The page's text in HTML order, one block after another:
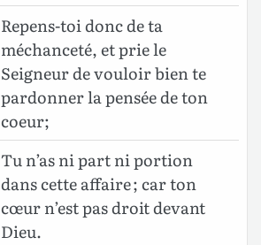
Repens-toi donc de ta
méchanceté, et prie le
Seigneur de vouloir bien te
pardonner la pensée de ton
coeur;
Tu n’as ni part ni portion
dans cette affaire ; car ton
cœur n’est pas droit devant
Dieu.